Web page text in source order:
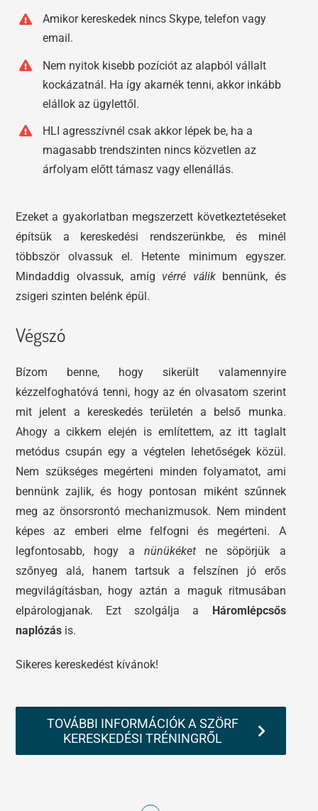
Amikor kereskedek nincs Skype, telefon vagy
email.
Nem nyitok kisebb pozíciót az alapból vállalt
kockázatnál. Ha így akarnék tenni, akkor inkább
elállok az ügylettől.
HLI agresszívnél csak akkor lépek be, ha a
magasabb trendszinten nincs közvetlen az
árfolyam előtt támasz vagy ellenállás.
Ezeket a gyakorlatban megszerzett következtetéseket
építsük a kereskedési rendszerünkbe, és minél
többször olvassuk el. Hetente minimum egyszer.
Mindaddig olvassuk, amíg vérré válik bennünk, és
zsigeri szinten belénk épül.
Végszó
Bízom benne, hogy sikerült valamennyire
kézzelfoghatóvá tenni, hogy az én olvasatom szerint
mit jelent a kereskedés területén a belső munka.
Ahogy a cikkem elején is említettem, az itt taglalt
metódus csupán egy a végtelen lehetőségek közül.
Nem szükséges megérteni minden folyamatot, ami
bennünk zajlik, és hogy pontosan miként szűnnek
meg az önsorsrontó mechanizmusok. Nem mindent
képes az emberi elme felfogni és megérteni. A
legfontosabb, hogy a nünükéketne söpörjük a
szőnyeg alá, hanem tartsuk a felszínen jó erős
megvilágításban, hogy aztán a maguk ritmusában
elpárologjanak. Ezt szolgálja a
Háromlépcsős
naplózás is.
Sikeres kereskedést kívánok!
TOVÁBBI INFORMÁCIÓK A SZÖRF
KERESKEDÉSI TRÉNINGRŐL